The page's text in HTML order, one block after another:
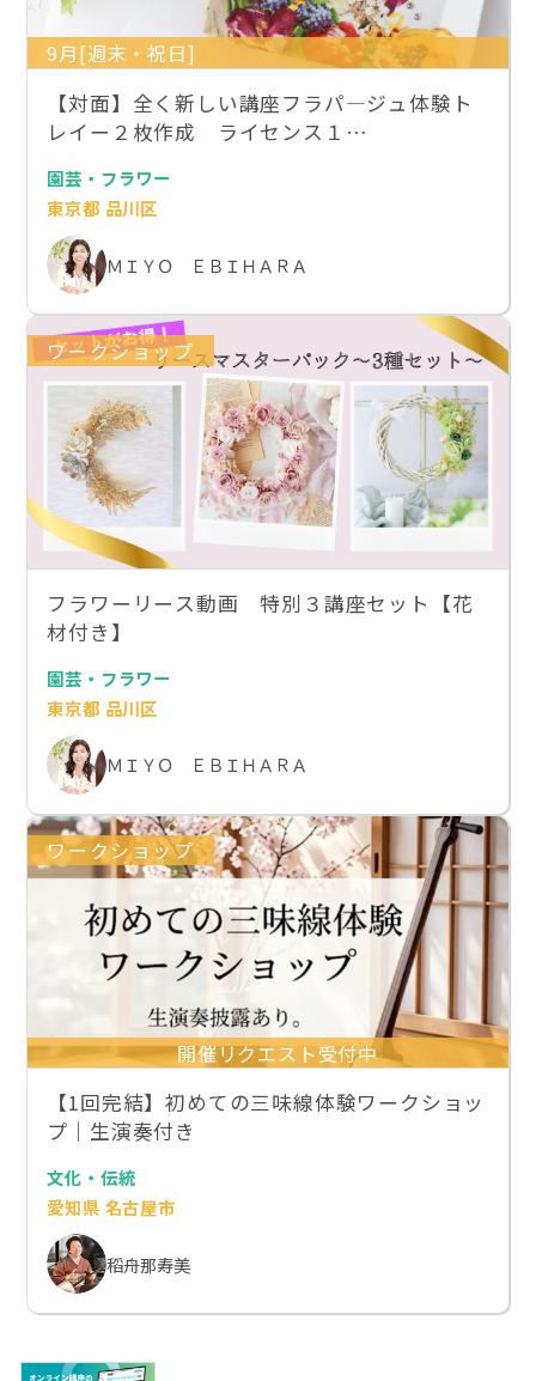
9月[週末・祝日]
【対面】全く新しい講座フラパ―ジュ体験ト
レイー２枚作成 ライセンス１…
園芸・フラワー
東京都 品川区
ＭＩＹＯ ＥＢＩＨＡＲＡ
ワークショップ
フラワーリース動画 特別３講座セット【花
材付き】
園芸・フラワー
東京都 品川区
ＭＩＹＯ ＥＢＩＨＡＲＡ
ワークショップ
開催リクエスト受付中
【1回完結】初めての三味線体験ワークショッ
プ｜生演奏付き
文化・伝統
愛知県 名古屋市
稻舟那寿美